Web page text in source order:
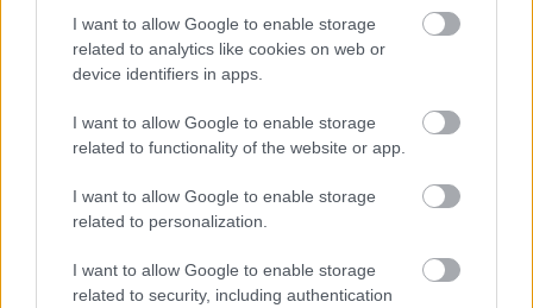
I want to allow Google to enable storage
related to analytics like cookies on web or
device identifiers in apps.
I want to allow Google to enable storage
related to functionality of the website or app.
I want to allow Google to enable storage
related to personalization.
I want to allow Google to enable storage
related to security, including authentication